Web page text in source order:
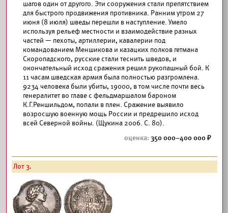
шагов один от другого. Эти сооружения стали препятствием
для быстрого продвижения противника. Ранним утром 27
июня (8 июля) шведы перешли в наступление. Умело
используя рельеф местности и взаимодействие разных
частей — пехоты, артиллерии, кавалерии под
командованием Меншикова и казацких полков гетмана
Скоропадского, русские стали теснить шведов, и
окончательный исход сражения решил рукопашный бой. К
11 часам шведская армия была полностью разгромлена.
9234 человека были убиты, 19000, в том числе почти весь
генералитет во главе с фельдмаршалом бароном
К.Г.Реншильдом, попали в плен. Сражение выявило
возросшую военную мощь России и предрешило исход
всей Северной войны. (Щукина 2006. С. 80).
350 000–400 000
Лот 3.